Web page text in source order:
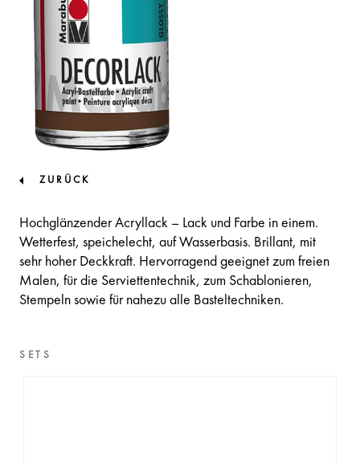
ZURÜCK
Hochglänzender Acryllack – Lack und Farbe in einem.
Wetterfest, speichelecht, auf Wasserbasis. Brillant, mit
sehr hoher Deckkraft. Hervorragend geeignet zum freien
Malen, für die Serviettentechnik, zum Schablonieren,
Stempeln sowie für nahezu alle Basteltechniken.
SETS